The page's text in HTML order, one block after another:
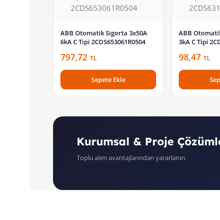
ABB Otomatik Sigorta 3x50A
6kA C Tipi 2CDS653061R0504
797,72 TL
Sepete Ekle
ABB
3kA C Tipi
98,47 TL
Kurumsal & Proje
Toplu alım avantajlarından yararlanın.